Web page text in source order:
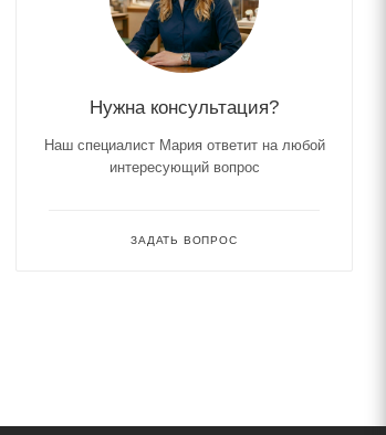
Нужна консультация?
Наш специалист Мария ответит на любой
интересующий вопрос
ЗАДАТЬ ВОПРОС